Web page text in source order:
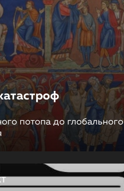
потопа до глобального